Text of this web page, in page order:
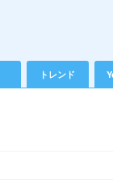
トレンド